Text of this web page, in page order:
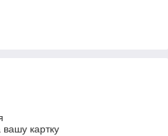
вашу картку